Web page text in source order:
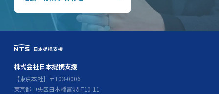
株式会社日本提携支援
【東京本社】〒103-0006
東京都中央区日本橋富沢町10-11